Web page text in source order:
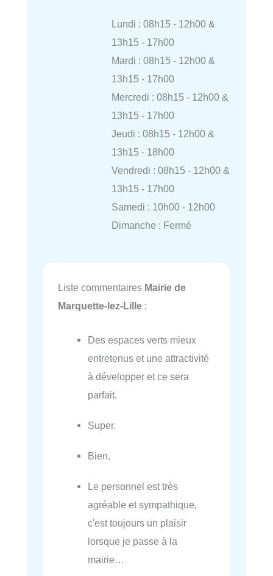
Lundi : 08h15 - 12h00 &
13h15 - 17h00
Mardi : 08h15 - 12h00 &
13h15 - 17h00
Mercredi : 08h15 - 12h00 &
13h15 - 17h00
Jeudi : 08h15 - 12h00 &
13h15 - 18h00
Vendredi : 08h15 - 12h00 &
13h15 - 17h00
Samedi : 10h00 - 12h00
Dimanche : Fermé
Liste commentaires Mairie de
Marquette-lez-Lille :
Des espaces verts mieux
entretenus et une attractivité
à développer et ce sera
parfait.
Super.
Bien.
Le personnel est très
agréable et sympathique,
c'est toujours un plaisir
lorsque je passe à la
mairie…